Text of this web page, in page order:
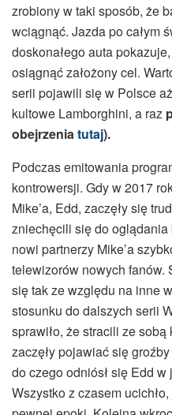
zrobiony w taki sposób, że
wciągnąć. Jazda po całym
doskonałego auta
osiągnąć założony cel.
serii pojawili się w Polsce
kultowe Lamborghini, a raz
obejrzeniatutaj).
Podczas emitowania
kontrowersji. Gdy w 2017
Mike’a, Edd, zaczęły się
zniechęcili się do
nowi partnerzy Mike’a
telewizorów nowych fanów.
się tak ze względu na inne
stosunku do dalszych serii
sprawiło, że stracili ze
zaczęły pojawiać się
do czego odniósł się Edd
Wszystko z czasem